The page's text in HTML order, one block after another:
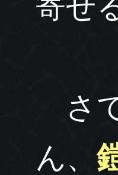
寄せ
さ
ん、